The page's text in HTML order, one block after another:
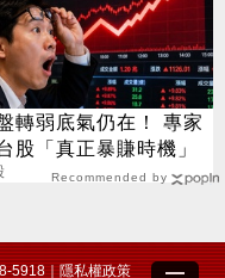
轉弱底氣仍在！ 專家
股「真正暴賺時機」
Recommended by
5918｜隱私權政策